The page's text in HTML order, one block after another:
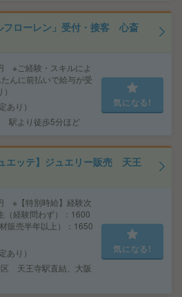
フローレン」受付・接客 心斎
※ご経験・スキルによ
んに前払いで給与が受
あり）
駅より徒歩5分ほど
気になる!
エッテ】ジュエリー販売 天王
※【特別時給】経験次
（経験問わず）：1600
販売半年以上）：1650
あり）
天王寺駅直結、大阪
気になる!